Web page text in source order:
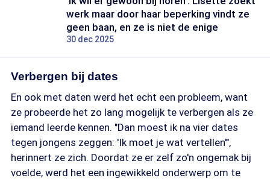
werk maar door haar beperking vindt ze
geen baan, en ze is niet de enige
30 dec 2025
Verbergen bij dates
En ook met daten werd het echt een probleem, want
ze probeerde het zo lang mogelijk te verbergen als ze
iemand leerde kennen. "Dan moest ik na vier dates
tegen jongens zeggen: 'Ik moet je wat vertellen'",
herinnert ze zich. Doordat ze er zelf zo'n ongemak bij
voelde, werd het een ingewikkeld onderwerp om te